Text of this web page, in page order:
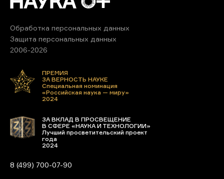
Обработка персональных данных
Защита персональных данных
2006-2026
ПРЕМИЯ
ЗА ВЕРНОСТЬ НАУКЕ
Специальная номинация
«Российская наука — миру»
2024
ЗА ВКЛАД В ПРОСВЕЩЕНИЕ
В СФЕРЕ «НАУКА И ТЕХНОЛОГИИ»
Лучший просветительский проект
года
2024
8 (499) 700-07-90